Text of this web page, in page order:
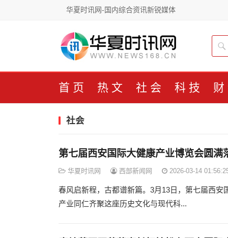
华夏时讯网-国内综合资讯新锐媒体
首页 热文 社会 科技
社会
第七届西安国际大健康产业博览会圆满
华夏时讯网 西部新闻网 2026-03-14
春风启新程，古都谱新篇。3月13日，第七届西
产业同仁齐聚这座历史文化与现代科...